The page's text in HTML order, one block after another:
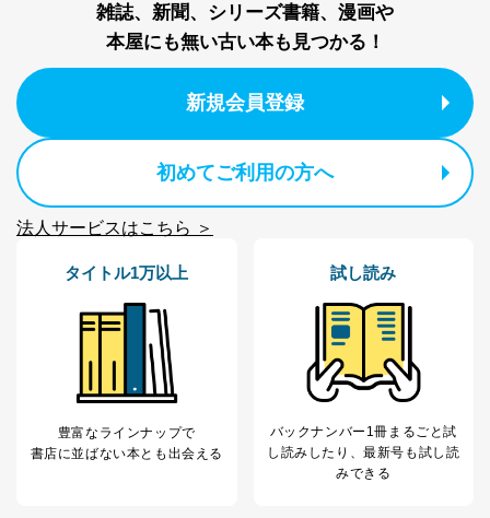
雑誌、新聞、シリーズ書籍、漫画や
本屋にも無い古い本も見つかる！
新規会員登録
初めてご利用の方へ
法人サービスはこちら ＞
タイトル1万以上
豊富なラインナップで
書店に並ばない本とも出会える
試し読み
バックナンバー1冊まるごと試
し読み したり、最新号も試し読
みできる